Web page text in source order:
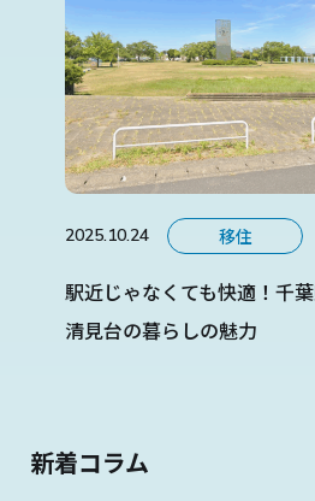
2025.10.24 移住
駅近じゃなくても快適！千
清見台の暮らしの魅力
新着コラム